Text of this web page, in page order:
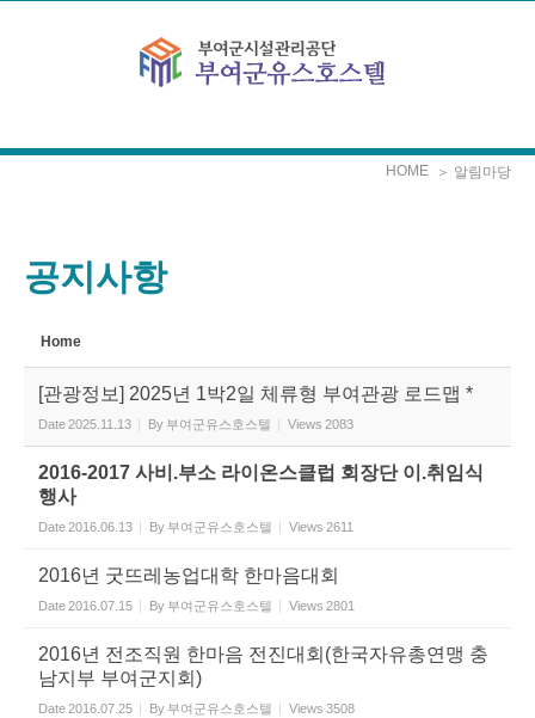
HOME ＞ 알림마당
공지사항
Home
[관광정보] 2025년 1박2일 체류형 부여관광 로드맵 *
Date2025.11.13 By 부여군유스호스텔 Views 2083
2016-2017 사비.부소 라이온스클럽 회장단 이.취임식
행사
Date2016.06.13 By 부여군유스호스텔 Views 2611
2016년 굿뜨레농업대학 한마음대회
Date2016.07.15 By 부여군유스호스텔 Views 2801
2016년 전조직원 한마음 전진대회(한국자유총연맹 충
남지부 부여군지회)
Date2016.07.25 By 부여군유스호스텔 Views 3508